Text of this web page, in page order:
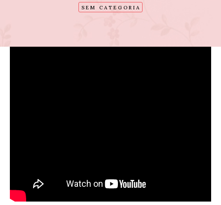
SEM CATEGORIA